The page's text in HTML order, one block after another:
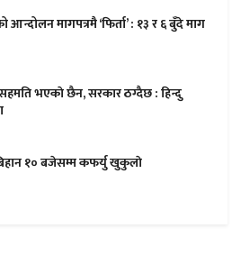
आन्दोलन मागपत्रमै ‘फिर्ता’ : १३ र ६ बुँदे माग
सहमति भएकाे छैन, सरकार ठग्दैछ : हिन्दु
१० बजेसम्म कफर्यु खुकुलाे